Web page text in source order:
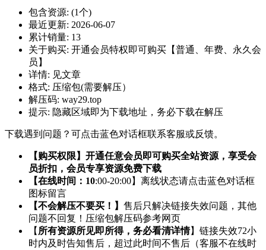
包含资源: (1个)
最近更新: 2026-06-07
累计销量: 13
关于购买: 开通会员特权即可购买【普通、年费、永久会
员】
详情: 见文章
格式: 压缩包(需要解压）
解压码: way29.top
提示: 隐藏区域即为下载地址，务必下载在解压
下载遇到问题？可点击蓝色对话框联系客服或反馈。
【购买权限】开通任意会员即可购买全站资源，享受会
员折扣，会员专享资源免费下载
【在线时间：10:00-20:00】离线状态请点击蓝色对话框
图标留言
【不会解压不要买！】 售后只解决链接失效问题，其他
问题不回复！压缩包解压码参考网页
【 所有资源所见即所得，务必看清详情】链接失效72小
时内及时告知售后，超过此时间不售后（客服不在线时